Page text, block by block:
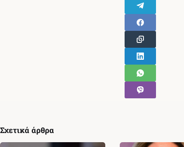
Σχετικά άρθρα